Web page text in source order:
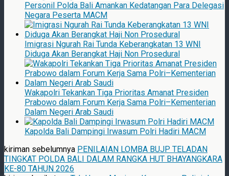
Personil Polda Bali Amankan Kedatangan Para Delegasi
Negara Peserta MACM
Imigrasi Ngurah Rai Tunda Keberangkatan 13 WNI
Diduga Akan Berangkat Haji Non Prosedural
Wakapolri Tekankan Tiga Prioritas Amanat Presiden
Prabowo dalam Forum Kerja Sama Polri–Kementerian
Dalam Negeri Arab Saudi
Kapolda Bali Dampingi Irwasum Polri Hadiri MACM
kiriman sebelumnya PENILAIAN LOMBA BUJP TELADAN
TINGKAT POLDA BALI DALAM RANGKA HUT BHAYANGKARA
KE-80 TAHUN 2026